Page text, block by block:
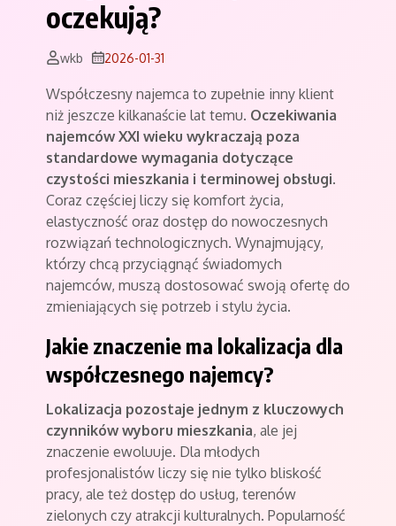
oczekują?
wkb 2026-01-31
Współczesny najemca to zupełnie inny klient
niż jeszcze kilkanaście lat temu. Oczekiwania
najemców XXI wieku wykraczają poza
standardowe wymagania dotyczące
czystości mieszkania i terminowej obsługi.
Coraz częściej liczy się komfort życia,
elastyczność oraz dostęp do nowoczesnych
rozwiązań technologicznych. Wynajmujący,
którzy chcą przyciągnąć świadomych
najemców, muszą dostosować swoją ofertę do
zmieniających się potrzeb i stylu życia.
Jakie znaczenie ma lokalizacja dla
współczesnego najemcy?
Lokalizacja pozostaje jednym z kluczowych
czynników wyboru mieszkania, ale jej
znaczenie ewoluuje. Dla młodych
profesjonalistów liczy się nie tylko bliskość
pracy, ale też dostęp do usług, terenów
zielonych czy atrakcji kulturalnych. Popularność